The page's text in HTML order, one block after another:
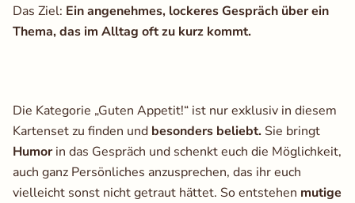
Das Ziel: Ein angenehmes, lockeres Gespräch über ein
Thema, das im Alltag oft zu kurz kommt.
Die Kategorie ​„Guten Appetit!​“ ist nur exklusiv in diesem
Kartenset zu finden und besonders beliebt. Sie bringt
Humorin das Gespräch und schenkt euch die Möglichkeit,
auch ganz Persönliches anzusprechen, das ihr euch
vielleicht sonst nicht getraut hättet. So entstehen mutige